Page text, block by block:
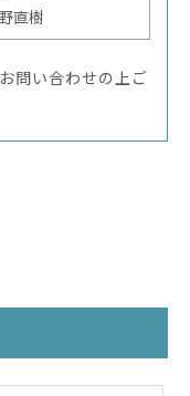
直樹
問い合わせの上ご